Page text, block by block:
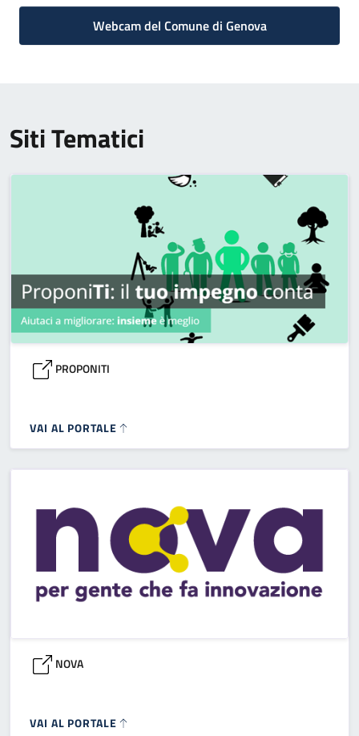
Webcam del Comune di Genova
Siti Tematici
PROPONITI
VAI AL PORTALE
NOVA
VAI AL PORTALE